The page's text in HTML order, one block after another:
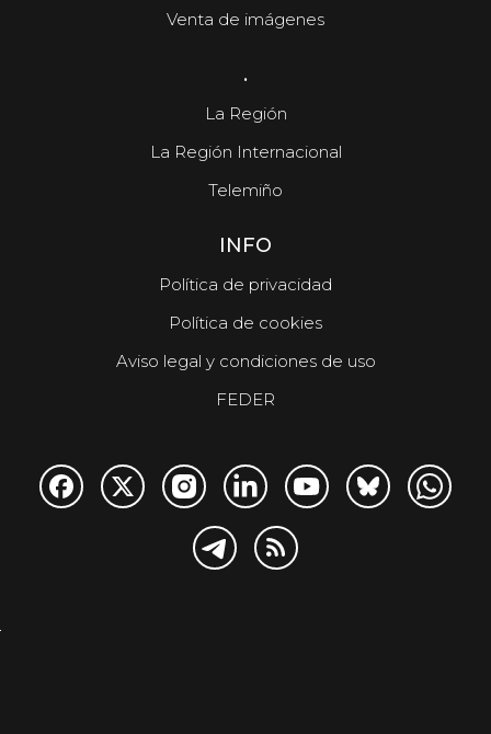
Corgos afea a Hacienda que la comunidad
pierde 91 millones
Venta de imágenes
.
La Región
La Región Internacional
Telemiño
INFO
Política de privacidad
Política de cookies
Aviso legal y condiciones de uso
FEDER